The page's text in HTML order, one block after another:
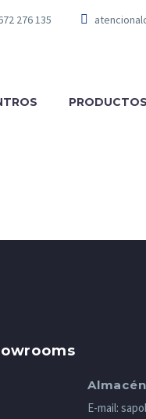
276 135
PRODUCTOS
E-mail: